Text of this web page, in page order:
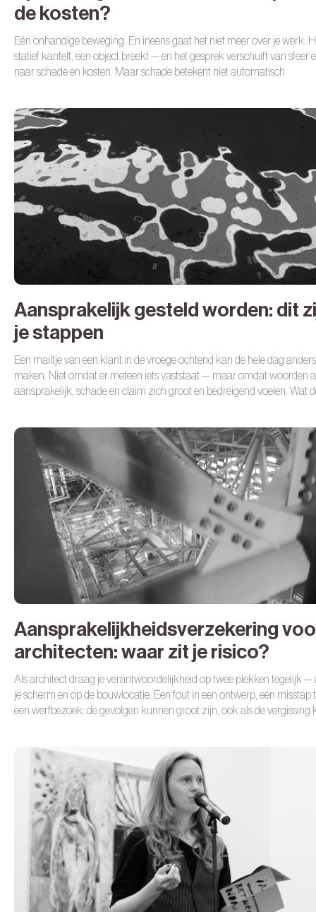
de kosten?
Eén onhandige beweging. En ineens gaat het niet meer over je werk.
statief kantelt, een object breekt — en het gesprek verschuift van sfeer
naar schade en kosten. Maar schade betekent niet automatisch
Aansprakelijk gesteld worden: dit
je stappen
Een mailtje van een klant in de vroege ochtend kan de hele dag anders
maken. Niet omdat er meteen iets vaststaat — maar omdat woorden
aansprakelijk, schade en claim zich groot en bedreigend voelen. Wat
Aansprakelijkheidsverzekering
architecten: waar zit je risico?
Als architect draag je verantwoordelijkheid op twee plekken tegelijk —
je scherm en op de bouwlocatie. Een fout in een ontwerp, een misstap
een werfbezoek: de gevolgen kunnen groot zijn, ook als de vergissing